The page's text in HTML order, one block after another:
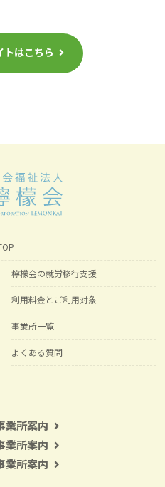
はこちら
檸檬会の就労移行支援
利用料金とご利用対象
事業所一覧
よくある質問
業所案内
業所案内
業所案内